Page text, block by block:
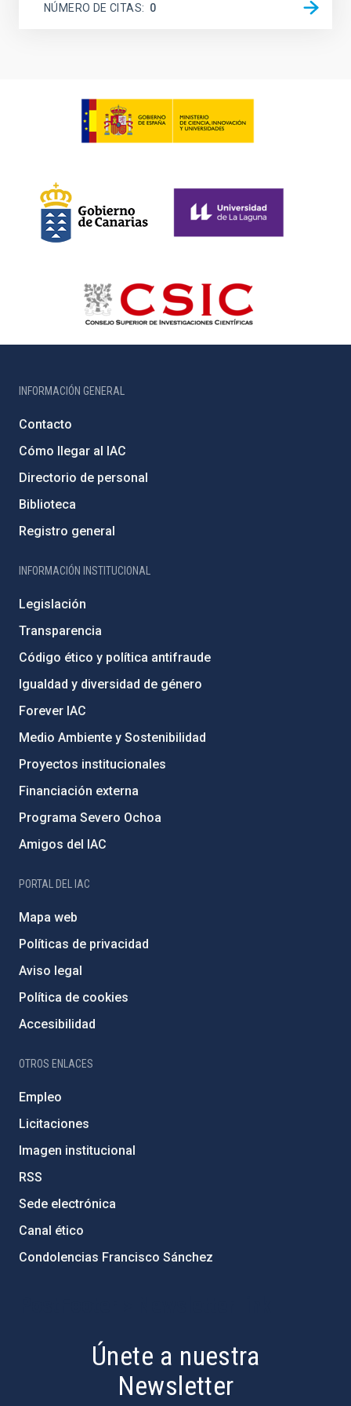
NÚMERO DE CITAS 0
INFORMACIÓN GENERAL
Contacto
Cómo llegar al IAC
Directorio de personal
Biblioteca
Registro general
INFORMACIÓN INSTITUCIONAL
Legislación
Transparencia
Código ético y política antifraude
Igualdad y diversidad de género
Forever IAC
Medio Ambiente y Sostenibilidad
Proyectos institucionales
Financiación externa
Programa Severo Ochoa
Amigos del IAC
PORTAL DEL IAC
Mapa web
Políticas de privacidad
Aviso legal
Política de cookies
Accesibilidad
OTROS ENLACES
Empleo
Licitaciones
Imagen institucional
RSS
Sede electrónica
Canal ético
Condolencias Francisco Sánchez
Únete a nuestra
Newsletter